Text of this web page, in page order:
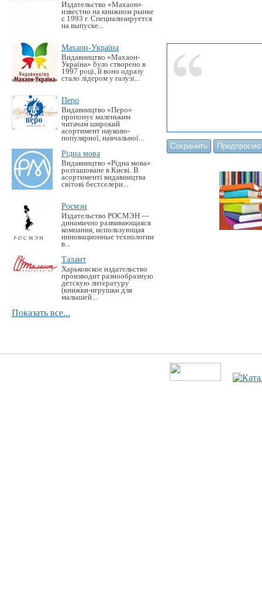
Издательство «Махаон»
известно на книжном рынке
с 1993 г. Специализируется
на выпуске...
Махаон-Україна
Видавництво «Махаон-
Україна» було створено в
1997 році, й воно одразу
стало лідером у галузі...
Перо
Видавництво «Перо»
пропонує маленьким
читачам широкий
асортимент науково-
популярної, навчальної...
Рідна мова
Видавництво «Рідна мова»
розташоване в Києві. В
асортименті видавництва
світові бестселери...
Росмэн
Издательство РОСМЭН —
динамично развивающаяся
компания, использующая
инновационные технологии
в...
Талант
Харьковское издательство
производит разнообразную
детскую литературу
(книжки-игрушки для
малышей...
Показать все...